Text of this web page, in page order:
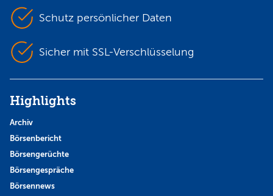
Schutz persönlicher Daten
Sicher mit SSL-Verschlüsselung
Highlights
Archiv
Börsenbericht
Börsengerüchte
Börsengespräche
Börsennews